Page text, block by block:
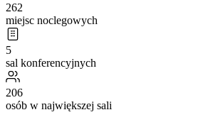
262
miejsc noclegowych
5
sal konferencyjnych
206
osób w największej sali